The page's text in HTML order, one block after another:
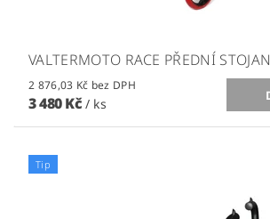
VALTERMOTO RACE PŘEDNÍ STOJAN
2 876,03 Kč bez DPH
3 480 Kč / ks
Tip